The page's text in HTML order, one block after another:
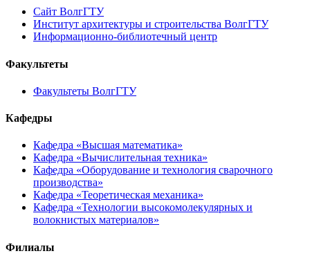
Сайт ВолгГТУ
Институт архитектуры и строительства ВолгГТУ
Информационно-библиотечный центр
Факультеты
Факультеты ВолгГТУ
Кафедры
Кафедра «Высшая математика»
Кафедра «Вычислительная техника»
Кафедра «Оборудование и технология сварочного
производства»
Кафедра «Теоретическая механика»
Кафедра «Технологии высокомолекулярных и
волокнистых материалов»
Филиалы